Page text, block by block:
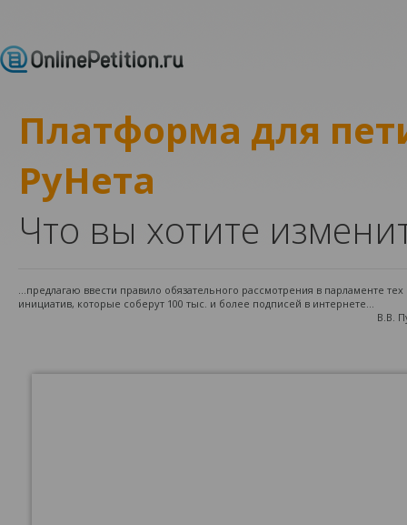
Платформа для
РуНета
Что вы хотите
...предлагаю ввести правило обязательного рассмотрения в парламенте
инициатив, которые соберут 100 тыс. и более подписей в интернете...
В.В.